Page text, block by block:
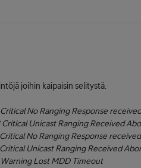
joihin kaipaisin selitystä.
No Ranging Response
Unicast Ranging Received
No Ranging Response
Unicast Ranging Received
Lost MDD Timeout